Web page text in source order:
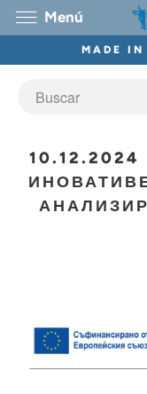
MADE IN
Menú